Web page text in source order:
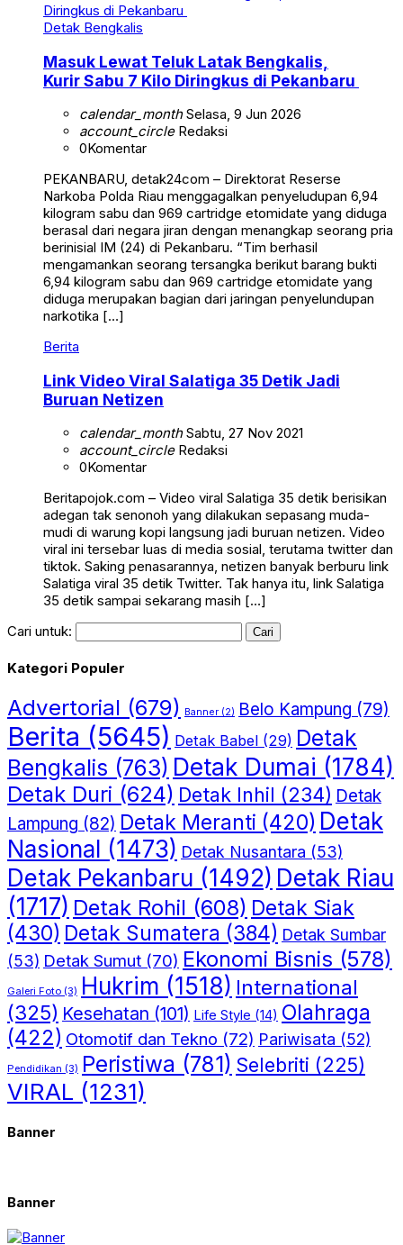
Detak Bengkalis
Masuk Lewat Teluk Latak Bengkalis,
Kurir Sabu 7 Kilo Diringkus di Pekanbaru
calendar_monthSelasa, 9 Jun 2026
account_circleRedaksi
0Komentar
PEKANBARU, detak24com – Direktorat Reserse
Narkoba Polda Riau menggagalkan penyeludupan 6,94
kilogram sabu dan 969 cartridge etomidate yang diduga
berasal dari negara jiran dengan menangkap seorang pria
berinisial IM (24) di Pekanbaru. “Tim berhasil
mengamankan seorang tersangka berikut barang bukti
6,94 kilogram sabu dan 969 cartridge etomidate yang
diduga merupakan bagian dari jaringan penyelundupan
narkotika […]
Berita
Link Video Viral Salatiga 35 Detik Jadi
Buruan Netizen
calendar_monthSabtu, 27 Nov 2021
account_circleRedaksi
0Komentar
Beritapojok.com – Video viral Salatiga 35 detik berisikan
adegan tak senonoh yang dilakukan sepasang muda-
mudi di warung kopi langsung jadi buruan netizen. Video
viral ini tersebar luas di media sosial, terutama twitter dan
tiktok. Saking penasarannya, netizen banyak berburu link
Salatiga viral 35 detik Twitter. Tak hanya itu, link Salatiga
35 detik sampai sekarang masih […]
Cari untuk:
Kategori Populer
Advertorial (679) Banner (2) Belo Kampung (79)
Berita (5645) Detak Babel (29) Detak
Bengkalis (763) Detak Dumai (1784)
Detak Duri (624) Detak Inhil (234) Detak
Lampung (82) Detak Meranti (420) Detak
Nasional (1473) Detak Nusantara (53)
Detak Pekanbaru (1492) Detak Riau
(1717) Detak Rohil (608) Detak Siak
(430) Detak Sumatera (384) Detak Sumbar
(53) Detak Sumut (70) Ekonomi Bisnis (578)
Galeri Foto (3) Hukrim (1518) International
(325) Kesehatan (101) Life Style (14) Olahraga
(422) Otomotif dan Tekno (72) Pariwisata (52)
Pendidikan (3) Peristiwa (781) Selebriti (225)
VIRAL (1231)
Banner
Banner